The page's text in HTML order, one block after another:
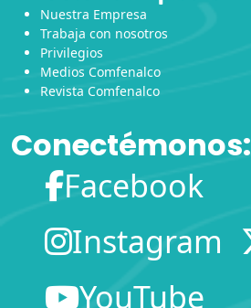
Nuestra Empresa
Trabaja con nosotros
Privilegios
Medios Comfenalco
Revista Comfenalco
Conectémonos:
Facebook
Instagram
YouTube